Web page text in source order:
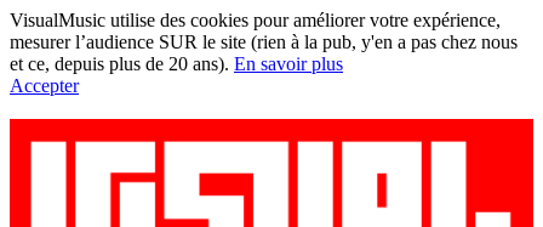
VisualMusic utilise des cookies pour améliorer votre expérience,
mesurer l’audience SUR le site (rien à la pub, y'en a pas chez nous
et ce, depuis plus de 20 ans). En savoir plus
Accepter